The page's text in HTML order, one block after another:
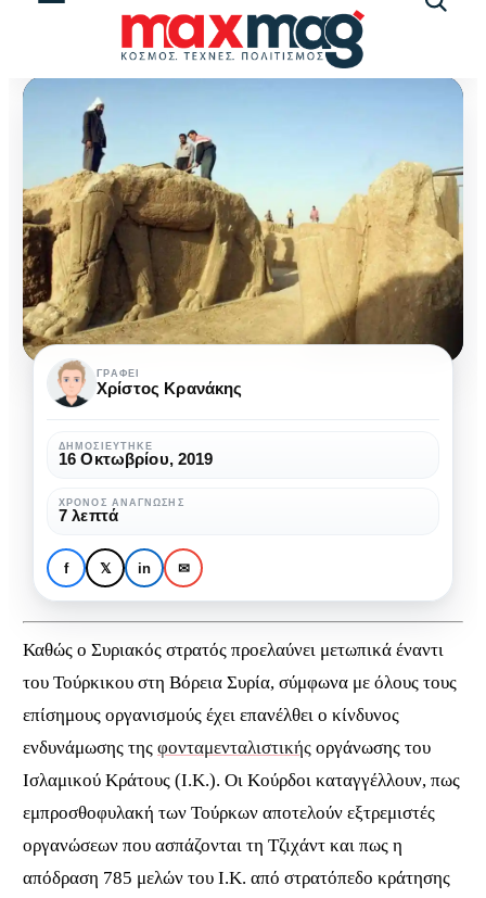
ΚΟΙΝΩΝΊΑ ΠΟΛΙΤΙΣΜΌΣ
Πολιτισμικές
καταστροφές του
Ισλαμικού Κράτους
Πολιτισμικές
καταστροφές
του
Ισλαμικού
Κράτους
ΓΡΆΦΕΙ
Χρίστος Κρανάκης
ΔΗΜΟΣΙΕΎΤΗΚΕ
16 Οκτωβρίου, 2019
ΧΡΌΝΟΣ ΑΝΆΓΝΩΣΗΣ
7 λεπτά
f 𝕏 in ✉
Καθώς ο Συριακός στρατός προελαύνει μετωπικά έναντι
του Τούρκικου στη Βόρεια Συρία, σύμφωνα με όλους τους
επίσημους οργανισμούς έχει επανέλθει ο κίνδυνος
ενδυνάμωσης της φονταμενταλιστικής οργάνωσης του
Ισλαμικού Κράτους (Ι.Κ.). Οι Κούρδοι καταγγέλλουν, πως
εμπροσθοφυλακή των Τούρκων αποτελούν εξτρεμιστές
οργανώσεων που ασπάζονται τη Τζιχάντ και πως η
απόδραση 785 μελών του Ι.Κ. από στρατόπεδο κράτησης